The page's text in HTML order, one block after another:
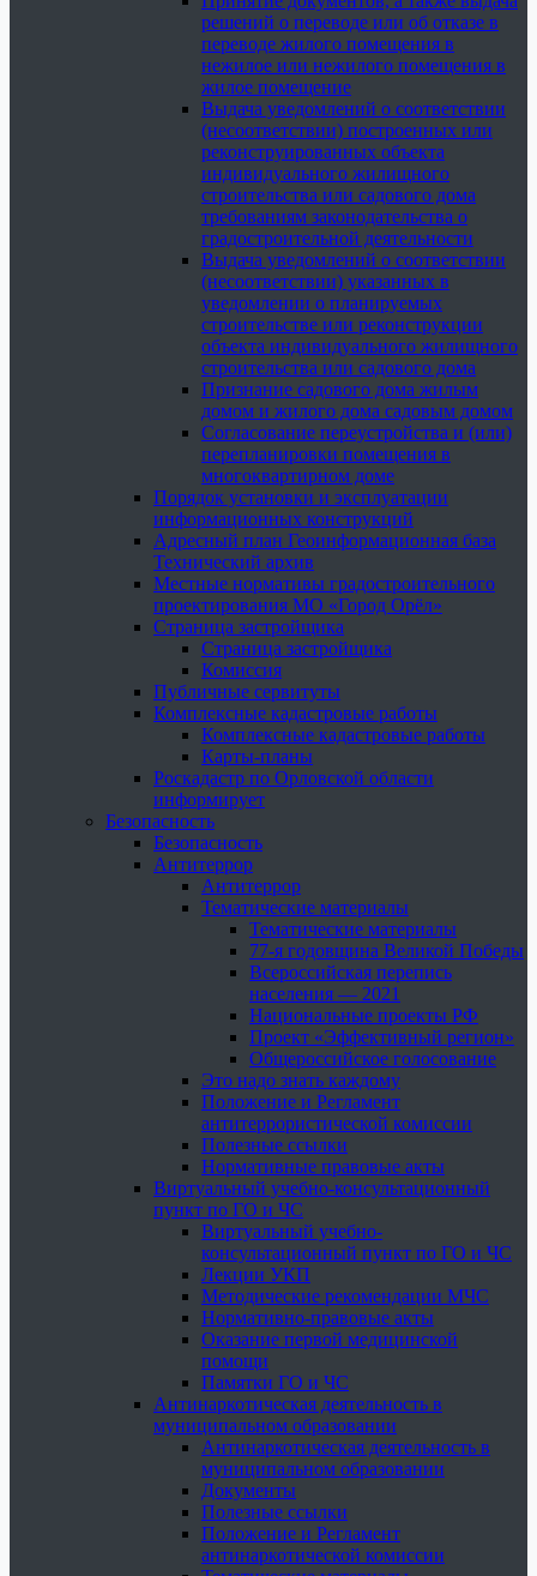
решений о переводе или об отказе в
переводе жилого помещения в
нежилое или нежилого помещения в
жилое помещение
Выдача уведомлений о соответствии
(несоответствии) построенных или
реконструированных объекта
индивидуального жилищного
строительства или садового дома
требованиям законодательства о
градостроительной деятельности
Выдача уведомлений о соответствии
(несоответствии) указанных в
уведомлении о планируемых
строительстве или реконструкции
объекта индивидуального жилищного
строительства или садового дома
Признание садового дома жилым
домом и жилого дома садовым домом
Согласование переустройства и (или)
перепланировки помещения в
многоквартирном доме
Порядок установки и эксплуатации
информационных конструкций
Адресный план Геоинформационная база
Технический архив
Местные нормативы градостроительного
проектирования МО «Город Орёл»
Страница застройщика
Страница застройщика
Комиссия
Публичные сервитуты
Комплексные кадастровые работы
Комплексные кадастровые работы
Карты-планы
Роскадастр по Орловской области
информирует
Безопасность
Безопасность
Антитеррор
Антитеррор
Тематические материалы
Тематические материалы
77-я годовщина Великой Победы
Всероссийская перепись
населения — 2021
Национальные проекты РФ
Проект «Эффективный регион»
Общероссийское голосование
Это надо знать каждому
Положение и Регламент
антитеррористической комиссии
Полезные ссылки
Нормативные правовые акты
Виртуальный учебно-консультационный
пункт по ГО и ЧС
Виртуальный учебно-
консультационный пункт по ГО и ЧС
Лекции УКП
Методические рекомендации МЧС
Нормативно-правовые акты
Оказание первой медицинской
помощи
Памятки ГО и ЧС
Антинаркотическая деятельность в
муниципальном образовании
Антинаркотическая деятельность в
муниципальном образовании
Документы
Полезные ссылки
Положение и Регламент
антинаркотической комиссии